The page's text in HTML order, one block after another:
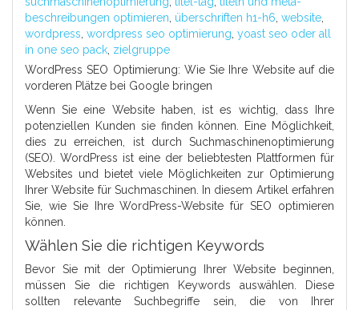
beschreibungen optimieren überschriften h1-h6 website
wordpress wordpress seo optimierung yoast seo oder all
in one seo pack zielgruppe
WordPress SEO Optimierung: Wie Sie Ihre Website auf die
vorderen Plätze bei Google bringen
Wenn Sie eine Website haben, ist es wichtig, dass Ihre
potenziellen Kunden sie finden können. Eine Möglichkeit,
dies zu erreichen, ist durch Suchmaschinenoptimierung
(SEO). WordPress ist eine der beliebtesten Plattformen für
Websites und bietet viele Möglichkeiten zur Optimierung
Ihrer Website für Suchmaschinen. In diesem Artikel erfahren
Sie, wie Sie Ihre WordPress-Website für SEO optimieren
können.
Wählen Sie die richtigen Keywords
Bevor Sie mit der Optimierung Ihrer Website beginnen,
müssen Sie die richtigen Keywords auswählen. Diese
sollten relevante Suchbegriffe sein, die von Ihrer